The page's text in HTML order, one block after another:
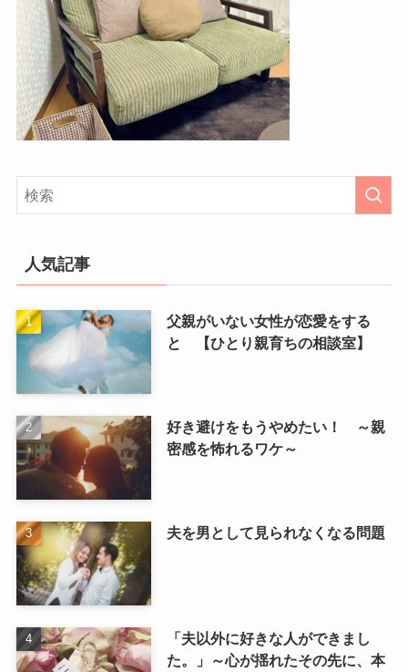
人気記事
父親がいない女性が恋愛をする
と 【ひとり親育ちの相談室】
好き避けをもうやめたい！ ～親
密感を怖れるワケ～
夫を男として見られなくなる問題
「夫以外に好きな人ができまし
た。」～心が揺れたその先に、本